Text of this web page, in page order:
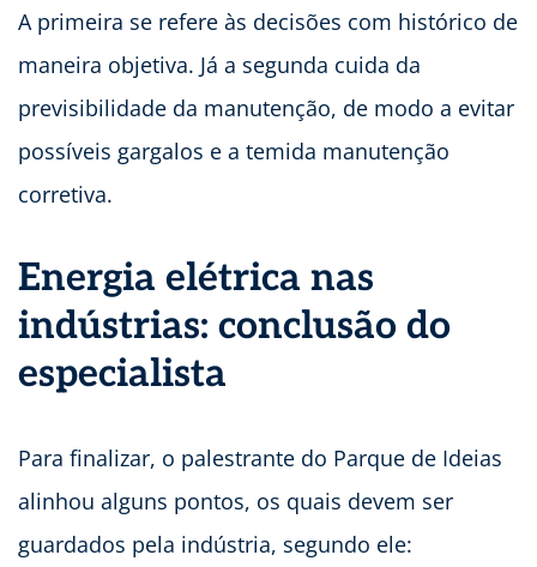
A primeira se refere às decisões com histórico de
maneira objetiva. Já a segunda cuida da
previsibilidade da manutenção, de modo a evitar
possíveis gargalos e a temida manutenção
corretiva.
Energia elétrica nas
indústrias: conclusão do
especialista
Para finalizar, o palestrante do Parque de Ideias
alinhou alguns pontos, os quais devem ser
guardados pela indústria, segundo ele: